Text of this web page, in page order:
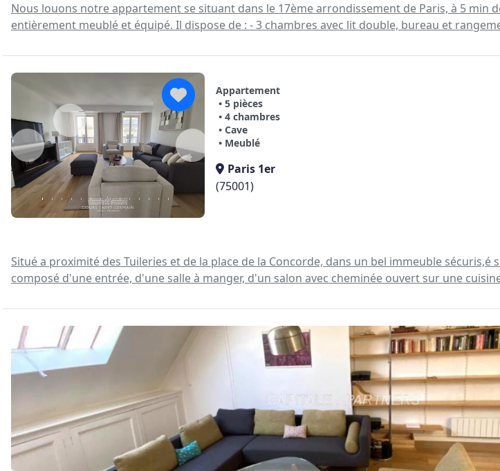
Nous louons notre appartement se situant dans le 17ème arrondissement de Paris, à 5 min
entièrement meublé et équipé. Il dispose de : - 3 chambres avec lit double, bureau et
Appartement
• 5 pièces
• 4 chambres
• Cave
• Meublé
Paris 1er
(75001)
Situé a proximité des Tuileries et de la place de la Concorde, dans un bel immeuble
composé d'une entrée, d'une salle à manger, d'un salon avec cheminée ouvert sur une